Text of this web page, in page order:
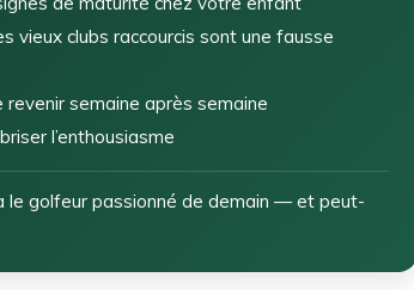
vieux clubs raccourcis sont une fausse
semaine après semaine
l’enthousiasme
le golfeur passionné de demain — et peut-